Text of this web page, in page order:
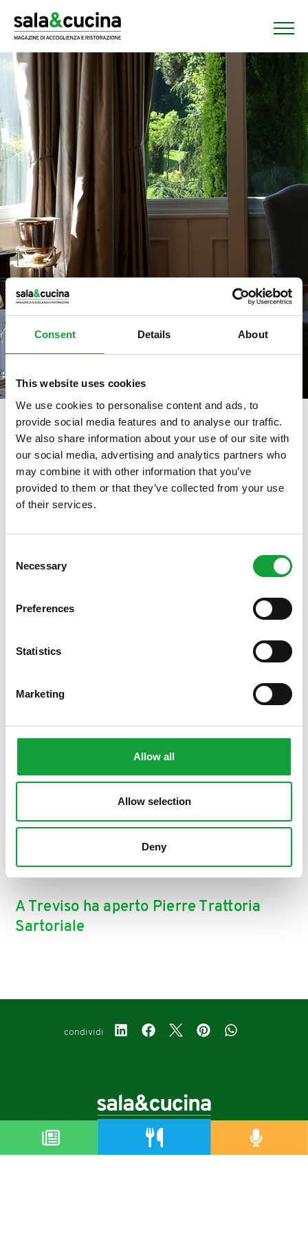
Consent Details About
This website uses cookies
We use cookies to personalise content and ads, to
provide social media features and to analyse our traffic.
We also share information about your use of our site with
our social media, advertising and analytics partners who
may combine it with other information that you’ve
provided to them or that they’ve collected from your use
of their services.
Selection
Necessary
Preferences
Statistics
Marketing
Allow all
Allow selection
Deny
tag directory > luca tartaglia
Luca Tartaglia
Di seguito tutti i contenuti taggati con: Luca Tartaglia
A Treviso ha aperto Pierre Trattoria
Sartoriale
condividi
Copyright © 2019-2026
Autorizzazione del Tribunale di Bologna Nr.8143 del 21/12/2010
ISCRIVITI ALLA NEWSLETTER
Resta aggiornato su tutte le ultime novita nel campo